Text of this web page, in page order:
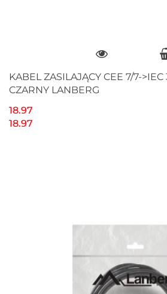
KABEL ZASILAJĄCY CEE 7/7-
CZARNY LANBERG
18.97
18.97